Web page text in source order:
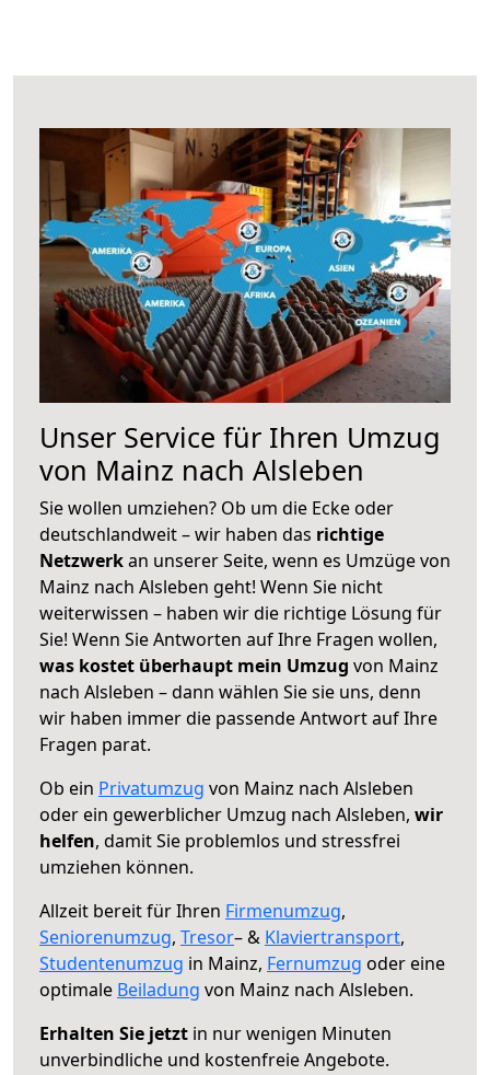
Unser Service für Ihren Umzug
von Mainz nach Alsleben
Sie wollen umziehen? Ob um die Ecke oder
deutschlandweit – wir haben das richtige
Netzwerkan unserer Seite, wenn es Umzüge von
Mainz nach Alsleben geht! Wenn Sie nicht
weiterwissen – haben wir die richtige Lösung für
Sie! Wenn Sie Antworten auf Ihre Fragen wollen,
was kostet überhaupt mein Umzug von Mainz
nach Alsleben – dann wählen Sie sie uns, denn
wir haben immer die passende Antwort auf Ihre
Fragen parat.
Ob ein Privatumzug von Mainz nach Alsleben
oder ein gewerblicher Umzug nach Alsleben, wir
helfen, damit Sie problemlos und stressfrei
umziehen können.
Allzeit bereit für Ihren Firmenumzug,
Seniorenumzug, Tresor– & Klaviertransport,
Studentenumzug in Mainz, Fernumzug oder eine
optimale Beiladung von Mainz nach Alsleben.
Erhalten Sie jetzt in nur wenigen Minuten
unverbindliche und kostenfreie Angebote.